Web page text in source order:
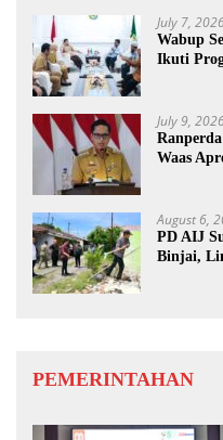
July 7,
Wabup
Ikuti
July 9,
Waas
August 6,
PD AIJ
Binjai,
PEMERINTAHAN